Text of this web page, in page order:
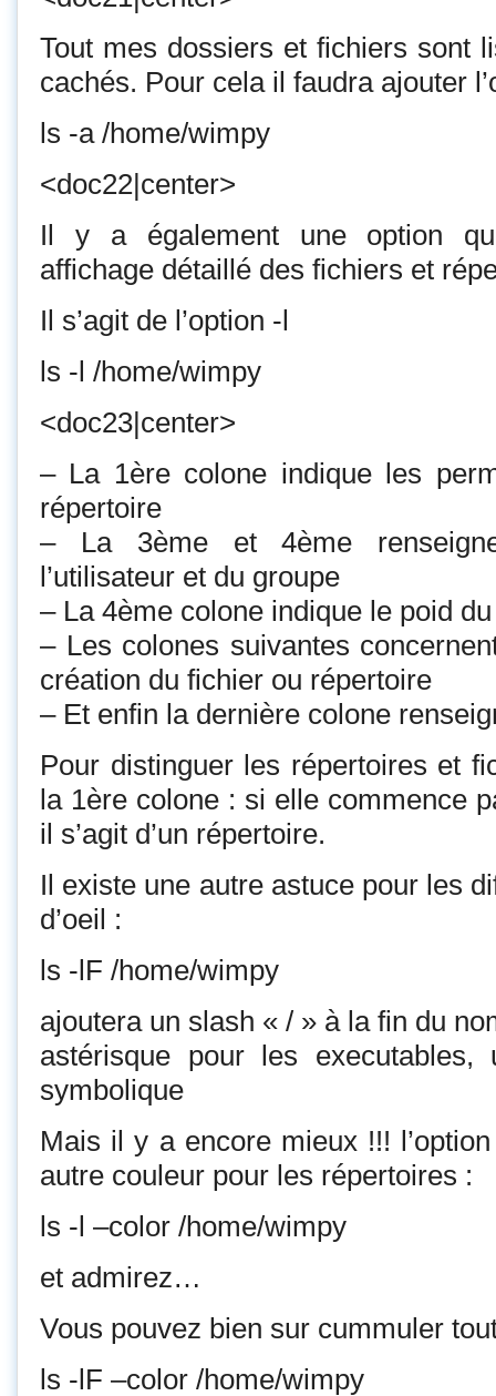
Tout mes dossiers et fichiers sont
cachés. Pour cela il faudra ajouter
ls -a /home/wimpy
<doc22|center>
Il y a également une option
affichage détaillé des fichiers et
Il s’agit de l’option -l
ls -l /home/wimpy
<doc23|center>
– La 1ère colone indique les
répertoire
– La 3ème et 4ème renseigne
l’utilisateur et du groupe
– La 4ème colone indique le poid
– Les colones suivantes
création du fichier ou répertoire
– Et enfin la dernière colone
Pour distinguer les répertoires et
la 1ère colone : si elle commence
il s’agit d’un répertoire.
Il existe une autre astuce pour les
d’oeil :
ls -lF /home/wimpy
ajoutera un slash « / » à la fin du
astérisque pour les
symbolique
Mais il y a encore mieux !!!
autre couleur pour les répertoires :
ls -l –color /home/wimpy
et admirez…
Vous pouvez bien sur cummuler
ls -lF –color /home/wimpy